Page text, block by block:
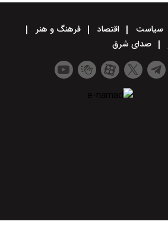
سیاست اقتصاد
فرهنگ و هنر
صدای شرق